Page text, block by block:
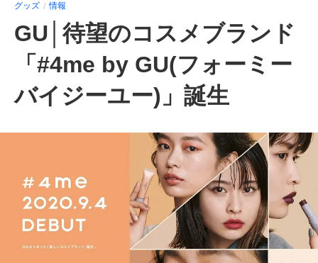
グッズ 情報
GU│待望のコスメブランド
「#4me by GU(フォーミー
バイジーユー)」誕生